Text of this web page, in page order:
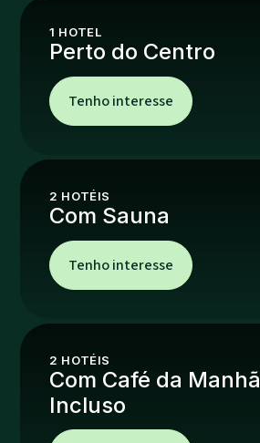
1 HOTEL
Perto do Centro
Tenho interesse
2 HOTÉIS
Com Sauna
Tenho interesse
2 HOTÉIS
Com Café da Manhã
Incluso